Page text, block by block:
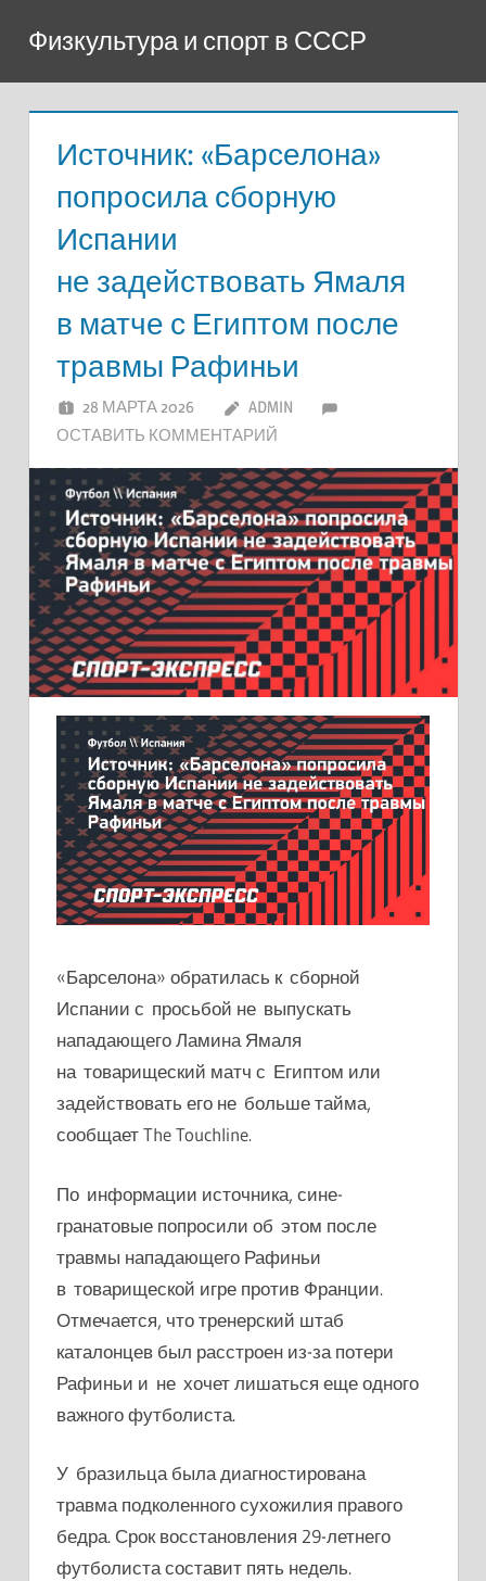
содержимому
Физкультура и спорт в СССР
Источник: «Барселона»
попросила сборную
Испании
не задействовать Ямаля
в матче с Египтом после
травмы Рафиньи
28 МАРТА 2026
ADMIN
ОСТАВИТЬ КОММЕНТАРИЙ
«Барселона» обратилась к сборной
Испании с просьбой не выпускать
нападающего Ламина Ямаля
на товарищеский матч с Египтом или
задействовать его не больше тайма,
сообщаетThe Touchline.
По информации источника, сине-
гранатовые попросили об этом после
травмы нападающего Рафиньи
в товарищеской игре против Франции.
Отмечается, чтотренерский штаб
каталонцев был расстроен из-за потери
Рафиньи и не хочет лишаться еще одного
важного футболиста.
У бразильца была диагностирована
травма подколенного сухожилия правого
бедра. Срок восстановления 29-летнего
футболиста составит пять недель.